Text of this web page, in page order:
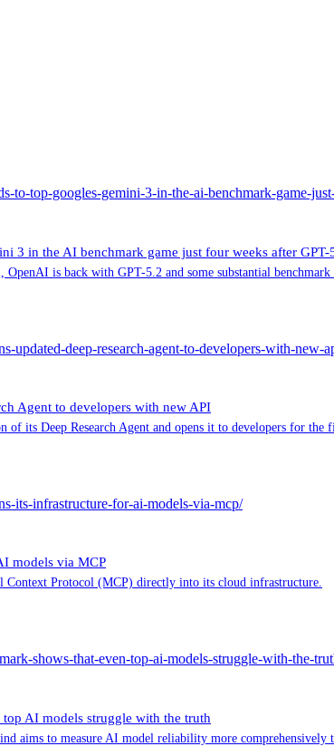
to-top-googles-gemini-3-in-the-ai-benchmark-game-
3 in the AI benchmark game just four weeks after GPT-
OpenAI is back with GPT-5.2 and some substantial benchmark
updated-deep-research-agent-to-developers-with-new-
Agent to developers with new API
of its Deep Research Agent and opens it to developers for
its-infrastructure-for-ai-models-via-mcp/
models via MCP
Context Protocol (MCP) directly into its cloud infrastructure.
shows-that-even-top-ai-models-struggle-with-the-
AI models struggle with the truth
aims to measure AI model reliability more